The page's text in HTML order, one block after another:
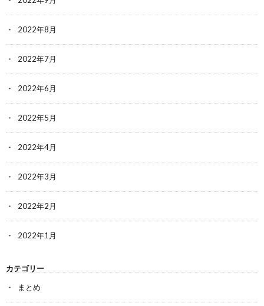
2022年8月
2022年7月
2022年6月
2022年5月
2022年4月
2022年3月
2022年2月
2022年1月
カテゴリー
まとめ